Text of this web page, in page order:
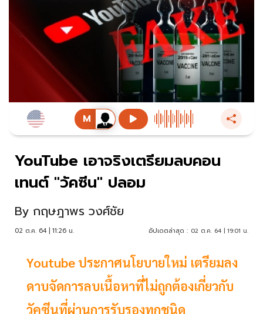
YouTube เอาจริงเตรียมลบคอน
เทนต์ "วัคซีน" ปลอม
By กฤษฎาพร วงศ์ชัย
02 ต.ค. 64 | 11:26 น. อัปเดตล่าสุด : 02 ต.ค. 64 | 19:01 น.
Youtube ประกาศนโยบายใหม่ เตรียมลง
ดาบจัดการลบเนื้อหาที่ไม่ถูกต้องเกี่ยวกับ
วัคซีนที่ผ่านการรับรองทุกชนิด